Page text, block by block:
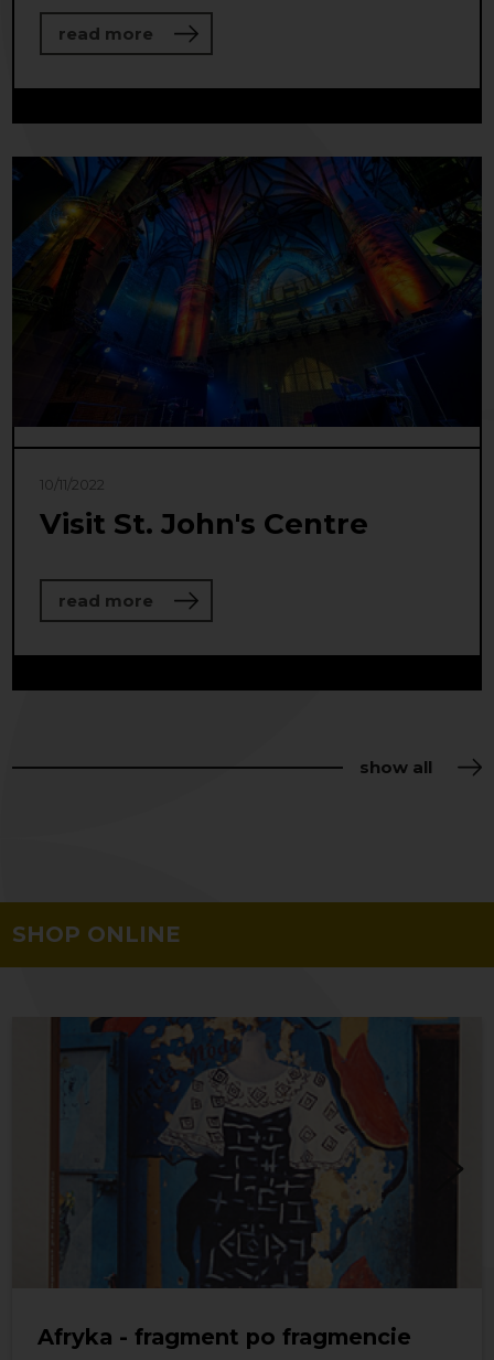
read moreabout The future of the Baltic Sea
10/11/2022
Visit St. John's Centre
read moreabout Visit St. John's Centre
show all
SHOP ONLINE
Afryka - fragment po fragmencie